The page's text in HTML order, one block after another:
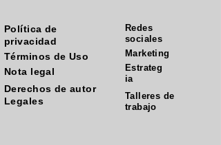
Política de
privacidad
Términos de Uso
Nota legal
Derechos de autor
Legales
Redes
sociales
Marketing
Estrateg
ia
Talleres de
trabajo